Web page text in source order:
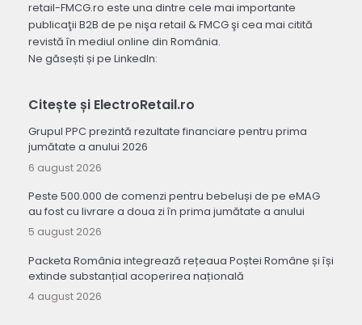
retail-FMCG.ro este una dintre cele mai importante
publicaţii B2B de pe nişa retail & FMCG şi cea mai citită
revistă în mediul online din România.
Ne găsești și pe LinkedIn:
Citește și ElectroRetail.ro
Grupul PPC prezintă rezultate financiare pentru prima
jumătate a anului 2026
6 august 2026
Peste 500.000 de comenzi pentru bebeluși de pe eMAG
au fost cu livrare a doua zi în prima jumătate a anului
5 august 2026
Packeta România integrează rețeaua Poștei Române și își
extinde substanțial acoperirea națională
4 august 2026